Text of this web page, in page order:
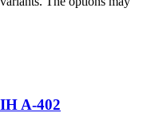
A-402